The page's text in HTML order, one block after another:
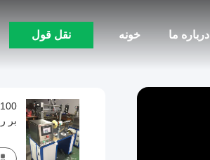
خونه درباره ما نقل قول
بر